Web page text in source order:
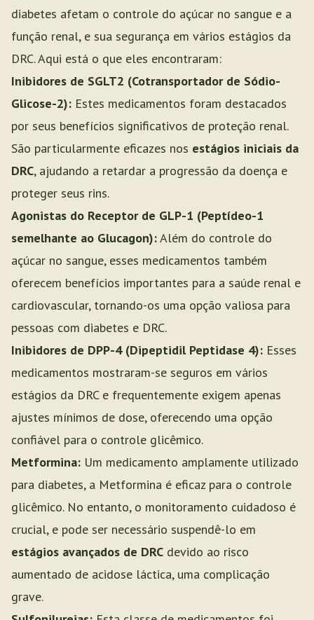
diabetes afetam o controle do açúcar no sangue e a
função renal, e sua segurança em vários estágios da
DRC. Aqui está o que eles encontraram:
Inibidores de SGLT2 (Cotransportador de Sódio-
Glicose-2): Estes medicamentos foram destacados
por seus benefícios significativos de proteção renal.
São particularmente eficazes nos estágios iniciais da
DRC, ajudando a retardar a progressão da doença e
proteger seus rins.
Agonistas do Receptor de GLP-1 (Peptídeo-1
semelhante ao Glucagon):Além do controle do
açúcar no sangue, esses medicamentos também
oferecem benefícios importantes para a saúde renal e
cardiovascular, tornando-os uma opção valiosa para
pessoas com diabetes e DRC.
Inibidores de DPP-4 (Dipeptidil Peptidase 4): Esses
medicamentos mostraram-se seguros em vários
estágios da DRC e frequentemente exigem apenas
ajustes mínimos de dose, oferecendo uma opção
confiável para o controle glicêmico.
Metformina: Um medicamento amplamente utilizado
para diabetes, a Metformina é eficaz para o controle
glicêmico. No entanto, o monitoramento cuidadoso é
crucial, e pode ser necessário suspendê-lo em
estágios avançados de DRC devido ao risco
aumentado de acidose láctica, uma complicação
grave.